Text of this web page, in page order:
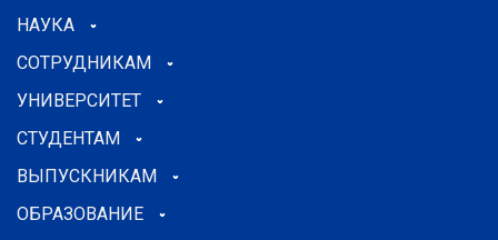
НАУКА
СОТРУДНИКАМ
УНИВЕРСИТЕТ
СТУДЕНТАМ
ВЫПУСКНИКАМ
ОБРАЗОВАНИЕ